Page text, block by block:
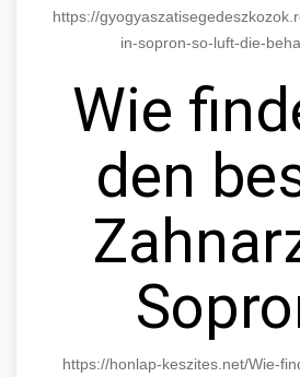
https://
in-sopron-so-luft-die-
Wie
den
https://honlap-keszites.net/Wie-